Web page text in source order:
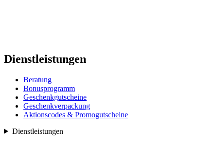
Dienstleistungen
Beratung
Bonusprogramm
Geschenkgutscheine
Geschenkverpackung
Aktionscodes & Promogutscheine
Dienstleistungen